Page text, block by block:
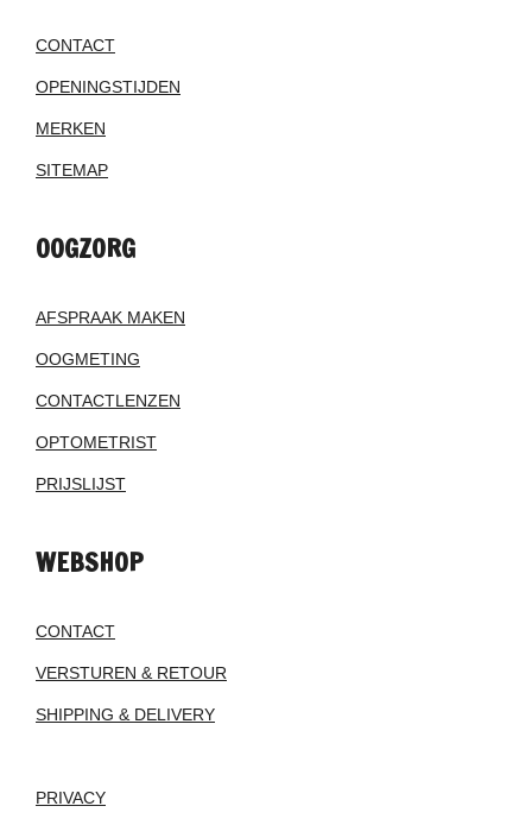
CONTACT
OPENINGSTIJDEN
MERKEN
SITEMAP
OOGZORG
AFSPRAAK MAKEN
OOGMETING
CONTACTLENZEN
OPTOMETRIST
PRIJSLIJST
WEBSHOP
CONTACT
VERSTUREN & RETOUR
SHIPPING & DELIVERY
PRIVACY